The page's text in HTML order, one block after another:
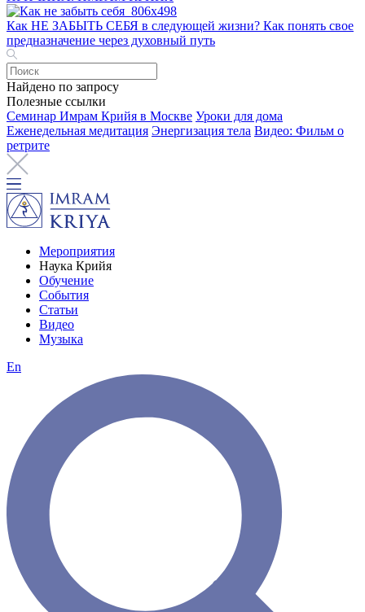
Как НЕ ЗАБЫТЬ СЕБЯ в следующей жизни? Как понять свое
предназначение через духовный путь
Найдено по запросу
Полезные ссылки
Семинар Имрам Крийя в Москве Уроки для дома
Еженедельная медитация Энергизация тела Видео: Фильм о
ретрите
Мероприятия
Наука Крийя
Обучение
События
Статьи
Видео
Музыка
En